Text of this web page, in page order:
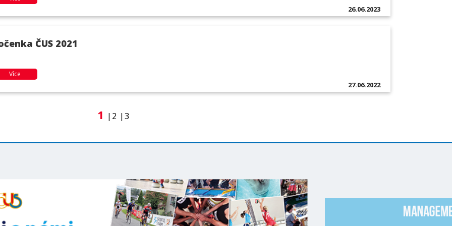
26.06.2023
ČUS 2021
Více
27.06.2022
1 2 3